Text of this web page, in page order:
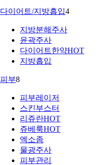
다이어트/지방흡입4
지방분해주사
윤곽주사
다이어트한약HOT
지방흡입
피부8
피부레이저
스킨부스터
리쥬란HOT
쥬베룩HOT
엑소좀
물광주사
피부관리